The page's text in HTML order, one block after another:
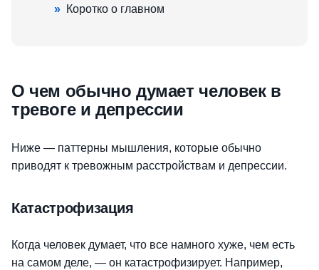
» Коротко о главном
О чем обычно думает человек в
тревоге и депрессии
Ниже — паттерны мышления, которые обычно
приводят к тревожным расстройствам и депрессии.
Катастрофизация
Когда человек думает, что все намного хуже, чем есть
на самом деле, — он катастрофизирует. Например,